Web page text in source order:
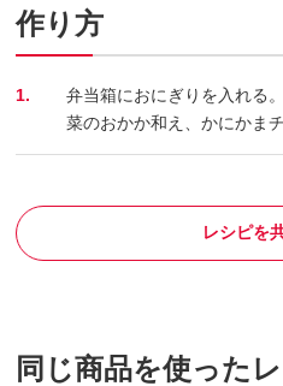
作り方
1.
弁当箱におにぎりを入れる
菜のおかか和え、かにかま
レシピを
同じ商品を使った